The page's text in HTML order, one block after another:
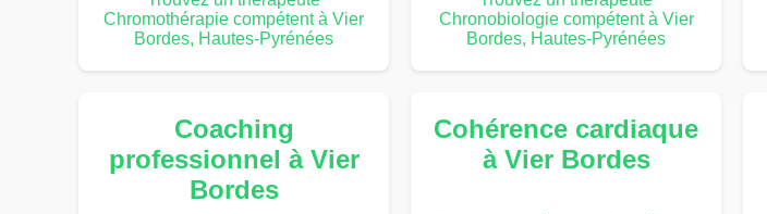
Chromothérapie compétent à Vier
Bordes, Hautes-Pyrénées
Chronobiologie compétent à Vier
Bordes, Hautes-Pyrénées
Coaching
professionnel à Vier
Bordes
Cohérence cardiaque
à Vier Bordes